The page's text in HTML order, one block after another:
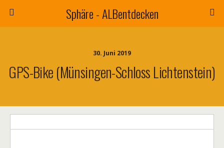
Sphäre - ALBentdecken
30. Juni 2019
GPS-Bike (Münsingen-Schloss Lichtenstein)